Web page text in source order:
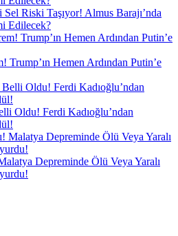
Riski Taşıyor! Almus Barajı’nda
Edilecek?
Trump’ın Hemen Ardından Putin’e
Oldu! Ferdi Kadıoğlu’ndan
Depreminde Ölü Veya Yaralı